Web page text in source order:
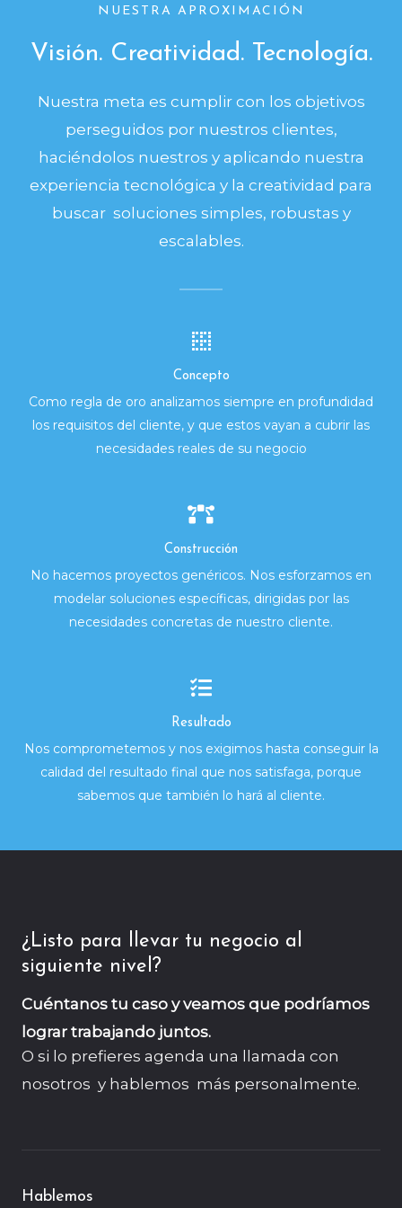
NUESTRA APROXIMACIÓN
Visión. Creatividad. Tecnología.
Nuestra meta es cumplir con los objetivos
perseguidos por nuestros clientes,
haciéndolos nuestros y aplicando nuestra
experiencia tecnológica y la creatividad para
buscar soluciones simples, robustas y
escalables.
Concepto
Como regla de oro analizamos siempre en profundidad
los requisitos del cliente, y que estos vayan a cubrir las
necesidades reales de su negocio
Construcción
No hacemos proyectos genéricos. Nos esforzamos en
modelar soluciones específicas, dirigidas por las
necesidades concretas de nuestro cliente.
Resultado
Nos comprometemos y nos exigimos hasta conseguir la
calidad del resultado final que nos satisfaga, porque
sabemos que también lo hará al cliente.
¿Listo para llevar tu negocio al
siguiente nivel?
Cuéntanos tu caso y veamos que podríamos
lograr trabajando juntos.
O si lo prefieres agenda una llamada con
nosotros y hablemos más personalmente.
Hablemos